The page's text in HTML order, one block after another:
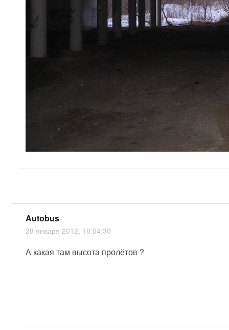
Autobus
28 января 2012, 18:04:30
А какая там высота пролётов ?